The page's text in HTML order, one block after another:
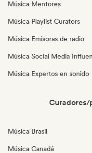
Música Mentores
Música Playlist Curators
Música Emisoras de radio
Música Social Media
Música Expertos en sonido
Curadores/
Música Brasil
Música Canadá